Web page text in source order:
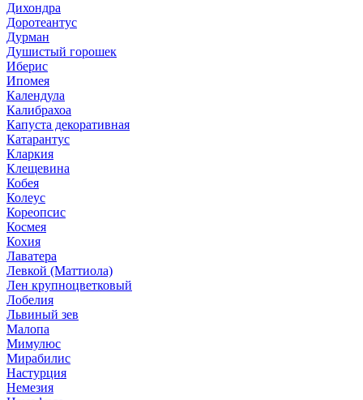
Дихондра
Доротеантус
Дурман
Душистый горошек
Иберис
Ипомея
Календула
Калибрахоа
Капуста декоративная
Катарантус
Кларкия
Клещевина
Кобея
Колеус
Кореопсис
Космея
Кохия
Лаватера
Левкой (Маттиола)
Лен крупноцветковый
Лобелия
Львиный зев
Малопа
Мимулюс
Мирабилис
Настурция
Немезия